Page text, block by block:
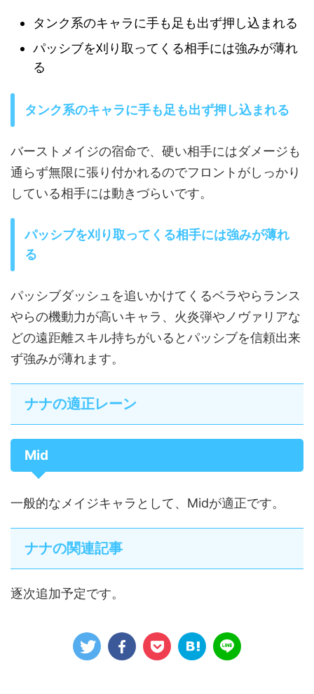
タンク系のキャラに手も足も出ず押し込まれる
パッシブを刈り取ってくる相手には強みが薄れ
る
タンク系のキャラに手も足も出ず押し込まれる
バーストメイジの宿命で、硬い相手にはダメージも
通らず無限に張り付かれるのでフロントがしっかり
している相手には動きづらいです。
パッシブを刈り取ってくる相手には強みが薄れ
る
パッシブダッシュを追いかけてくるベラやらランス
やらの機動力が高いキャラ、火炎弾やノヴァリアな
どの遠距離スキル持ちがいるとパッシブを信頼出来
ず強みが薄れます。
ナナの適正レーン
Mid
一般的なメイジキャラとして、Midが適正です。
ナナの関連記事
逐次追加予定です。